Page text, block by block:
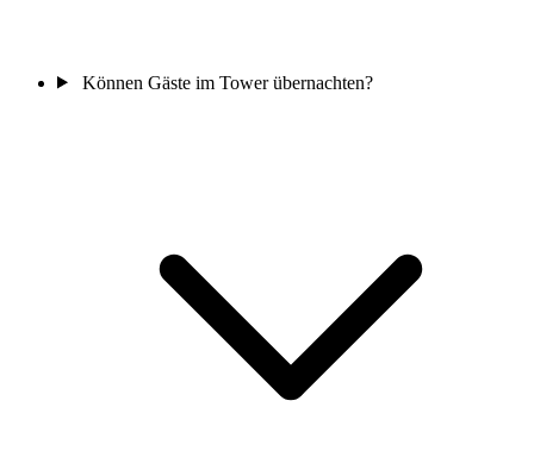
Können Gäste im Tower übernachten?